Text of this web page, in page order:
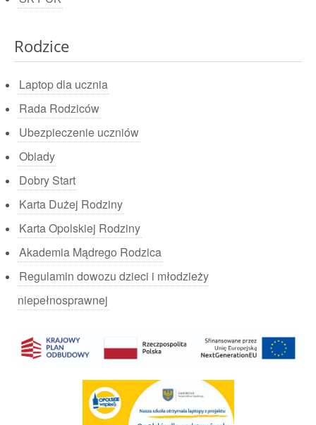
Rodzice
Laptop dla ucznia
Rada Rodziców
Ubezpieczenie uczniów
Obiady
Dobry Start
Karta Dużej Rodziny
Karta Opolskiej Rodziny
Akademia Mądrego Rodzica
Regulamin dowozu dzieci i młodzieży
niepełnosprawnej